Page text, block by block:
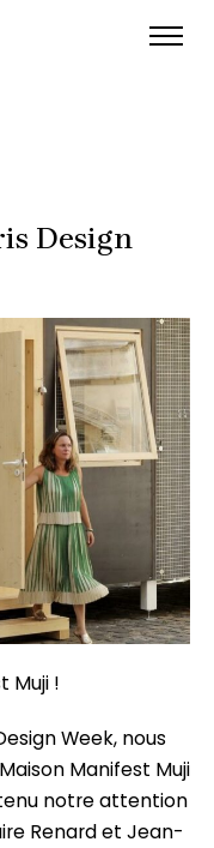
Design
Muji !
Week, nous
Maison Manifest Muji
notre attention
Renard et Jean-